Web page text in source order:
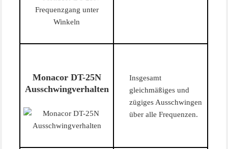
Monacor DT-25N
Ausschwingverhalten
Insgesamt
gleichmäßiges und
zügiges Ausschwingen
über alle Frequenzen.